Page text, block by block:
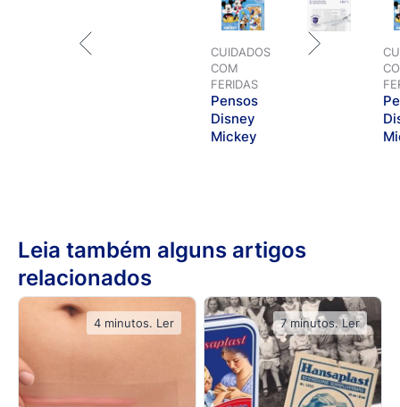
CUIDADOS
COM
FERIDAS
Pensos
Disney
Mickey
Leia também alguns artigos
relacionados
4 minutos. Ler 7 minutos. Ler